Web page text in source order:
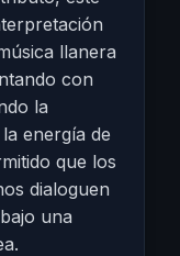
llanera
con
la
energía de
que los
dialoguen
una